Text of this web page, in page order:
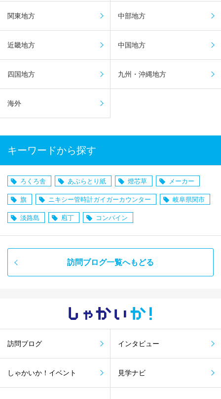
関東地方 中部地方
近畿地方 中国地方
四国地方 九州・沖縄地方
海外
キーワードから探す
ろくろ舎 あぶらとり紙 燈芯草 メーカー
旗 ニキシー管時計ガイガーカウンター 岐阜県関市
淡路島 庖丁 コンバイン
訪問ブログ一覧へもどる
しゃかい か！
訪問ブログ インタビュー
しゃかいか！イベント 見学ナビ